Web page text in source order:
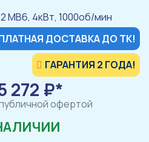
ДОСТАВКА ДО ТК!
ГАРАНТИЯ 2 ГОДА!
272 ₽*
офертой